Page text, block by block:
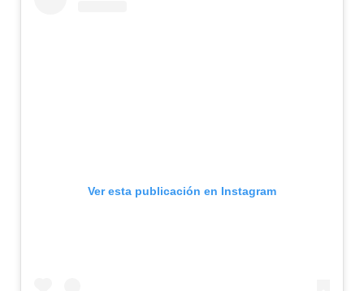
Ver esta publicación en Instagram